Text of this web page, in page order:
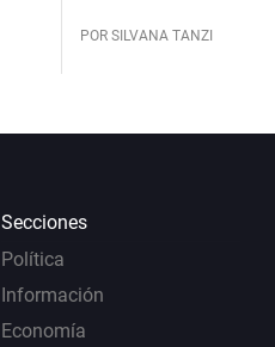
POR SILVANA TANZI
Secciones
Política
Información
Economía